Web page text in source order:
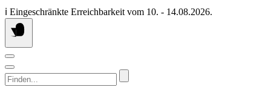
Springen
Sie
zum
ℹ️ Eingeschränkte Erreichbarkeit vom 10. - 14.08.2026.
Finden...